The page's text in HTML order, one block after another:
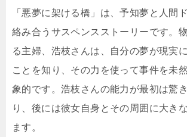
「悪夢に架ける橋」は、予知夢と人間
絡み合うサスペンスストーリーです。
る主婦、浩枝さんは、自分の夢が現実
ことを知り、その力を使って事件を未
象的です。浩枝さんの能力が最初は驚
り、後には彼女自身とその周囲に大き
ます。